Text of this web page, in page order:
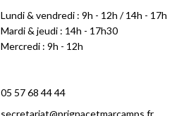
Lundi & vendredi : 9h - 12h / 14h - 17h
Mardi & jeudi : 14h - 17h30
Mercredi : 9h - 12h
05 57 68 44 44